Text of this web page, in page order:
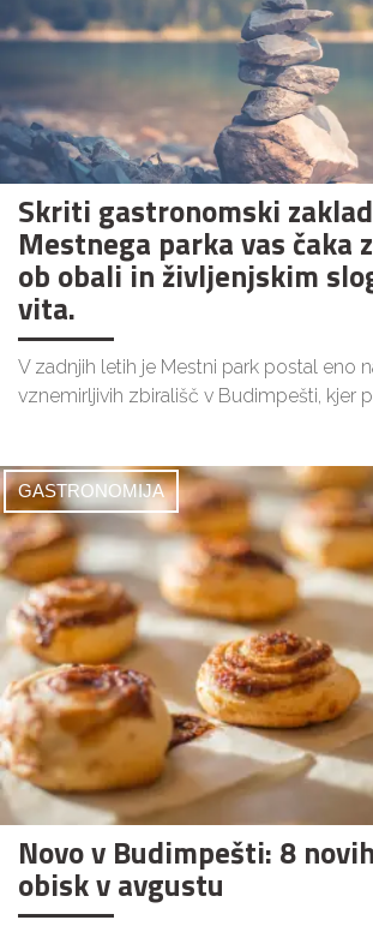
Skriti gastronomski
Mestnega parka vas čaka
ob obali in življenjskim
vita.
V zadnjih letih je Mestni park postal eno
vznemirljivih zbirališč v Budimpešti, kjer
GASTRONOMIJA
Novo v Budimpešti: 8
obisk v avgustu